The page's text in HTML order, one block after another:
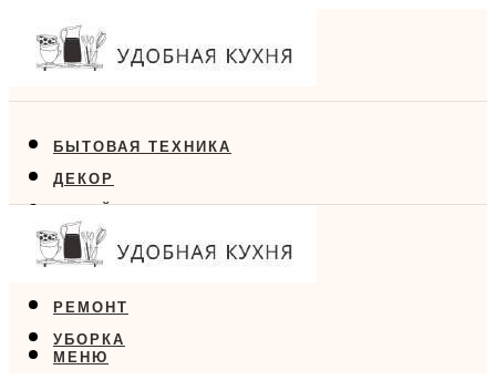
БЫТОВАЯ ТЕХНИКА
ДЕКОР
ДИЗАЙН
ЕДА
РЕМОНТ
УБОРКА
МЕНЮ